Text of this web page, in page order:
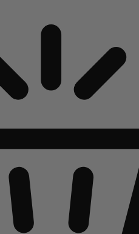
ili nam pišite: office@cajkam.rs|